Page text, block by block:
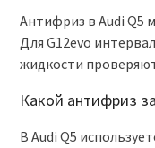
Антифриз в Audi Q5
Для G12evo
жидкости
Какой антифриз
В Audi Q5